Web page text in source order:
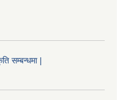
सम्बन्धमा |